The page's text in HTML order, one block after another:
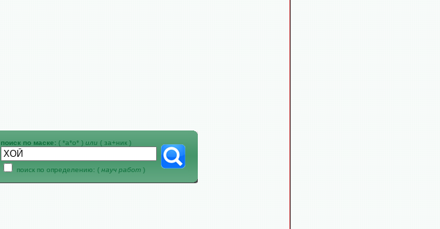
поиск по маске: ( *а*о* ) или ( за+ник )
поиск по определению: ( науч работ )